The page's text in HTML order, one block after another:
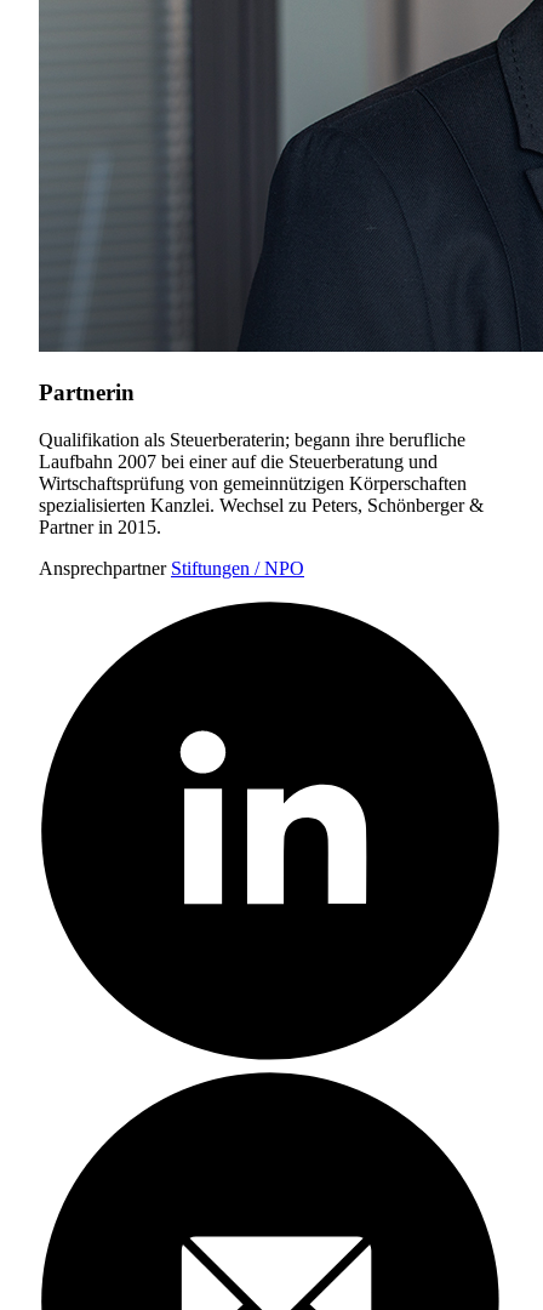
Partnerin
Qualifikation als Steuerberaterin; begann ihre berufliche
Laufbahn 2007 bei einer auf die Steuerberatung und
Wirtschaftsprüfung von gemeinnützigen Körperschaften
spezialisierten Kanzlei. Wechsel zu Peters, Schönberger &
Partner in 2015.
Ansprechpartner Stiftungen / NPO